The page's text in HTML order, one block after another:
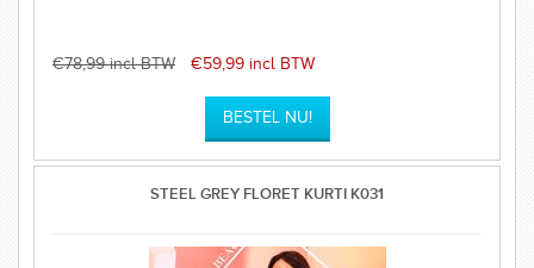
€78,99 incl BTW €59,99 incl BTW
STEEL GREY FLORET KURTI K031